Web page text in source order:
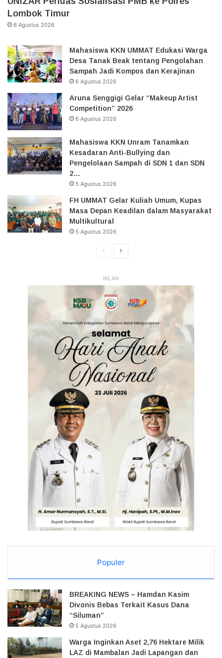
Lombok Timur
6 Agustus 2026
Mahasiswa KKN UMMAT Edukasi Warga
Desa Tanak Beak tentang Pengolahan
Sampah Jadi Kompos dan Kerajinan
6 Agustus 2026
Aruna Senggigi Gelar “Makeup Artist
Competition” 2026
6 Agustus 2026
Mahasiswa KKN Unram Tanamkan
Kesadaran Anti-Bullying dan
Pengelolaan Sampah di SDN 1 dan SDN
2…
5 Agustus 2026
FH UMMAT Gelar Kuliah Umum, Kupas
Masa Depan Keadilan dalam Masyarakat
Multikultural
5 Agustus 2026
HalamanHalaman
IKLAN
Populer
BREAKING NEWS – Hamdan Kasim
Divonis Bebas Terkait Kasus Dana
“Siluman”
5 Agustus 2026
Warga Inginkan Aset 2,76 Hektare Milik
LAZ di Mambalan Jadi Lapangan dan